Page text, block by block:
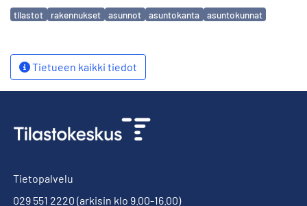
Avainsanat
tilastot rakennukset asunnot asuntokanta asuntokunnat
Tietueen kaikki tiedot
Tietopalvelu
029 551 2220 (arkisin klo 9.00-16.00)